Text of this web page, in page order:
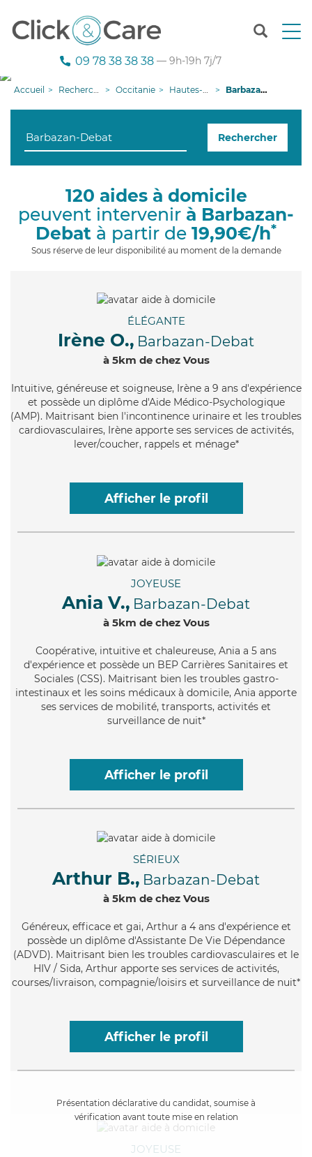
T
n
g
i
09 78 38 38 38 — 9h-19h 7j/7
Accueil Recherche aide à domicile Occitanie Hautes-Pyrénées Barbazan-Debat
Rechercher
120 aides à domicile
peuvent intervenir à Barbazan-
Debat à partir de 19,90€/h*
Sous réserve de leur disponibilité au moment de la demande
ÉLÉGANTE
Irène O., Barbazan-Debat
à 5km de chez Vous
Intuitive, généreuse et soigneuse, Irène a 9 ans d'expérience
et possède un diplôme d'Aide Médico-Psychologique
(AMP). Maitrisant bien l'incontinence urinaire et les troubles
cardiovasculaires, Irène apporte ses services de activités,
lever/coucher, rappels et ménage*
Afficher le profil
JOYEUSE
Ania V., Barbazan-Debat
à 5km de chez Vous
Coopérative, intuitive et chaleureuse, Ania a 5 ans
d'expérience et possède un BEP Carrières Sanitaires et
Sociales (CSS). Maitrisant bien les troubles gastro-
intestinaux et les soins médicaux à domicile, Ania apporte
ses services de mobilité, transports, activités et
surveillance de nuit*
Afficher le profil
SÉRIEUX
Arthur B., Barbazan-Debat
à 5km de chez Vous
Généreux, efficace et gai, Arthur a 4 ans d'expérience et
possède un diplôme d'Assistante De Vie Dépendance
(ADVD). Maitrisant bien les troubles cardiovasculaires et le
HIV / Sida, Arthur apporte ses services de activités,
courses/livraison, compagnie/loisirs et surveillance de nuit*
Afficher le profil
Présentation déclarative du candidat, soumise à
vérification avant toute mise en relation
JOYEUSE